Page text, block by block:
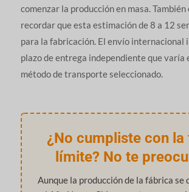
comenzar la producción en masa.
recordar que esta estimación de 8 a 12
para la fabricación. El envío internacional
plazo de entrega independiente que varía
método de transporte seleccionado.
¿No cumpliste con la
límite? No te
Aunque la producción de la fábrica se